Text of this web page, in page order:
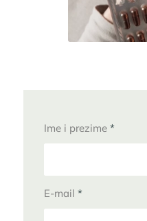
Ime i prezime *
E-mail *